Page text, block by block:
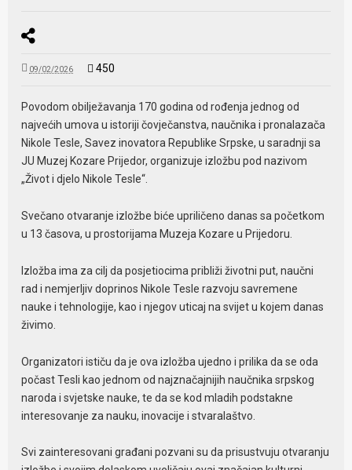
09/02/2026 450
Povodom obilježavanja 170 godina od rođenja jednog od
najvećih umova u istoriji čovječanstva, naučnika i pronalazača
Nikole Tesle, Savez inovatora Republike Srpske, u saradnji sa
JU Muzej Kozare Prijedor, organizuje izložbu pod nazivom
„Život i djelo Nikole Tesle“.
Svečano otvaranje izložbe biće upriličeno danas sa početkom
u 13 časova, u prostorijama Muzeja Kozare u Prijedoru.
Izložba ima za cilj da posjetiocima približi životni put, naučni
rad i nemjerljiv doprinos Nikole Tesle razvoju savremene
nauke i tehnologije, kao i njegov uticaj na svijet u kojem danas
živimo.
Organizatori ističu da je ova izložba ujedno i prilika da se oda
počast Tesli kao jednom od najznačajnijih naučnika srpskog
naroda i svjetske nauke, te da se kod mladih podstakne
interesovanje za nauku, inovacije i stvaralaštvo.
Svi zainteresovani građani pozvani su da prisustvuju otvaranju